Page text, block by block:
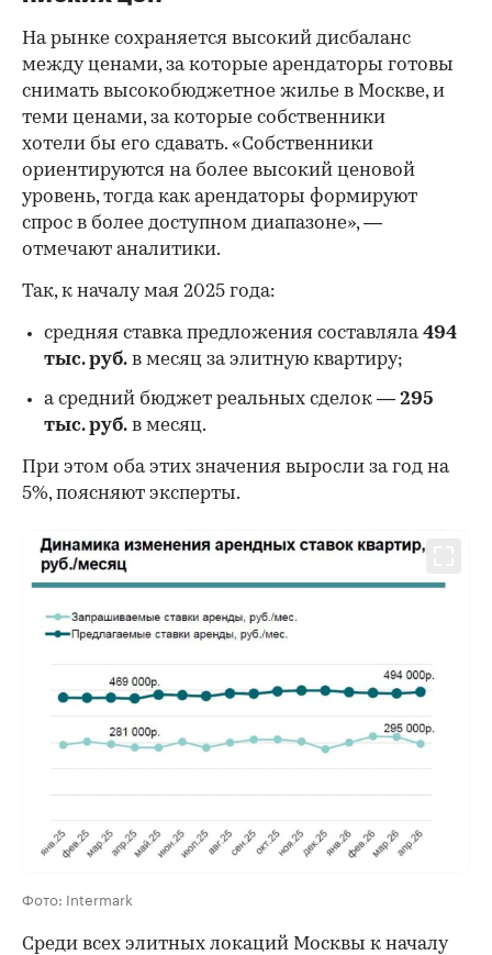
На рынке сохраняется высокий дисбаланс
между ценами, за которые арендаторы готовы
снимать высокобюджетное жилье в Москве, и
теми ценами, за которые собственники
хотели бы его сдавать. «Собственники
ориентируются на более высокий ценовой
уровень, тогда как арендаторы формируют
спрос в более доступном диапазоне», —
отмечают аналитики.
Так, к началу мая 2025 года:
средняя ставка предложения составляла494
тыс. руб. в месяц за элитную квартиру;
а средний бюджет реальных сделок — 295
тыс. руб. в месяц.
При этом оба этих значения выросли за год на
5%, поясняют эксперты.
Фото: Intermark
Среди всех элитных локаций Москвы к началу